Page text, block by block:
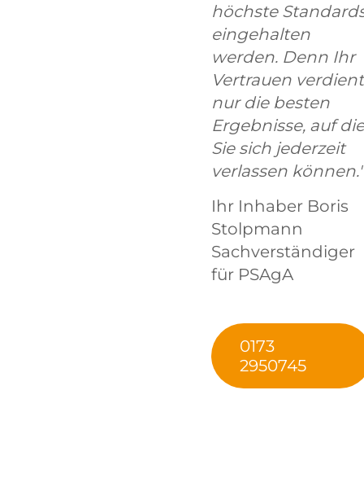
höchste
eingehalten
werden. Denn Ihr
Vertrauen verdient
nur die besten
Ergebnisse, auf die
Sie sich jederzeit
verlassen können."
Ihr Inhaber Boris
Stolpmann
Sachverständiger
für PSAgA
0173
2950745